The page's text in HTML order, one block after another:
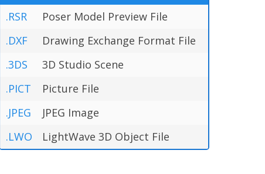
.RSR
Poser Model Preview File
.DXF
Drawing Exchange Format File
.3DS
3D Studio Scene
.PICT
Picture File
.JPEG
JPEG Image
.LWO
LightWave 3D Object File